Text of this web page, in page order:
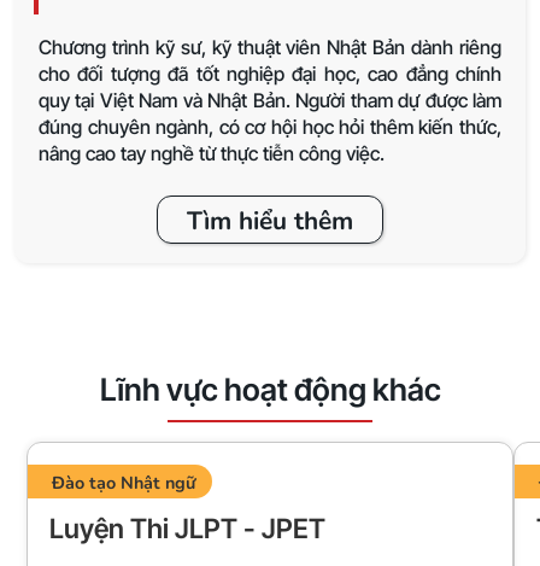
Chương trình kỹ sư, kỹ thuật viên Nhật Bản dành riêng
cho đối tượng đã tốt nghiệp đại học, cao đẳng chính
quy tại Việt Nam và Nhật Bản. Người tham dự được làm
đúng chuyên ngành, có cơ hội học hỏi thêm kiến thức,
nâng cao tay nghề từ thực tiễn công việc.
Tìm hiểu thêm
Lĩnh vực hoạt động khác
Đào tạo Nhật ngữ
Luyện Thi JLPT - JPET